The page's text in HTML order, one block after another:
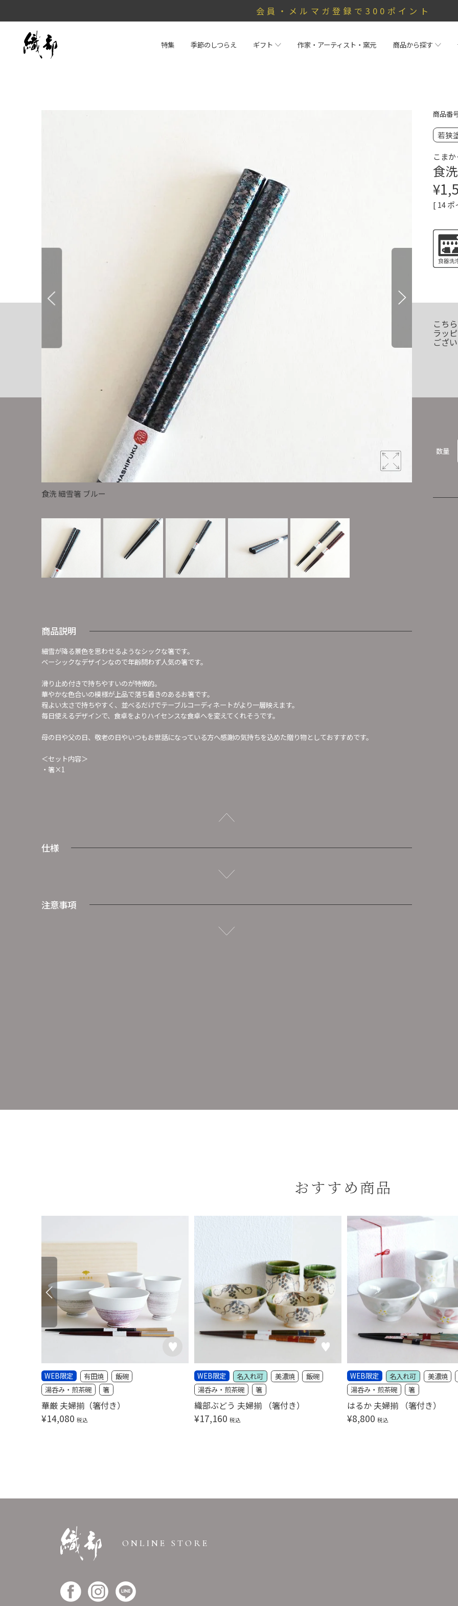
会員・メルマガ登録で300ポイント
特集 季節のしつらえ ギフト 作家・アーティスト・窯元 商品から探す
食洗 細雪箸 ブルー
商品説明
細雪が降る景色を思わせるようなシックな箸です。
ベーシックなデザインなので年齢問わず人気の箸です。
滑り止め付きで持ちやすいのが特徴的。
華やかな色合いの模様が上品で落ち着きのあるお箸です。
程よい太さで持ちやすく、並べるだけでテーブルコーディネートがより一層映えます。
毎日使えるデザインで、食卓をよりハイセンスな食卓へを変えてくれそうです。
母の日や父の日、敬老の日やいつもお世話になっている方へ感謝の気持ちを込めた贈り物としておすすめです。
＜セット内容＞
・箸×1
仕様
注意事項
商品番
若狭
こま
食
¥
[ 14 ポ
こち
ラッ
ござ
数量
おすすめ商品
華厳 夫婦揃（箸付き）
WEB限定 有田焼
飯碗
湯呑み・煎茶碗
箸
¥14,080 税込
織部ぶどう 夫婦揃 （箸付き）
WEB限定 名入れ可 美濃焼
飯碗
湯呑み・煎茶碗
箸
¥17,160 税込
はるか 夫婦揃 （箸付き）
WEB限定 名入れ可 美濃焼
湯呑み・煎茶碗
箸
¥8,800 税込
ONLINE STORE